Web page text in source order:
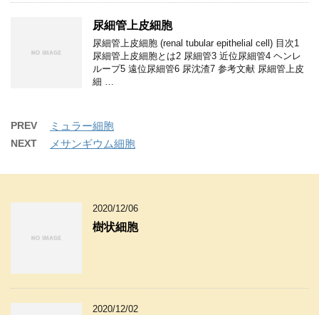
尿細管上皮細胞
尿細管上皮細胞 (renal tubular epithelial cell) 目次1
尿細管上皮細胞とは2 尿細管3 近位尿細管4 ヘンレ
ループ5 遠位尿細管6 尿沈渣7 参考文献 尿細管上皮
細 …
PREV ミュラー細胞
NEXT メサンギウム細胞
2020/12/06
樹状細胞
2020/12/02